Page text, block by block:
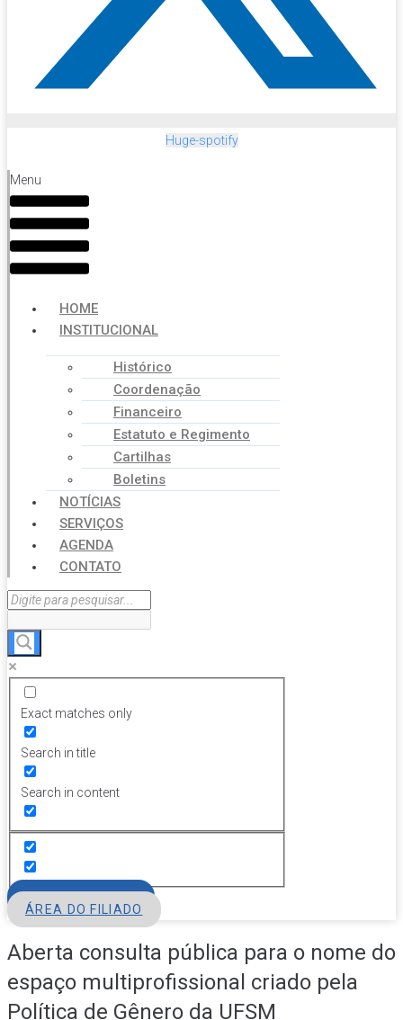
Huge-spotify
Menu
HOME
INSTITUCIONAL
Histórico
Coordenação
Financeiro
Estatuto e Regimento
Cartilhas
Boletins
NOTÍCIAS
SERVIÇOS
AGENDA
CONTATO
Exact matches only
Search in title
Search in content
ÁREA DO FILIADO
Aberta consulta pública para o nome do
espaço multiprofissional criado pela
Política de Gênero da UFSM